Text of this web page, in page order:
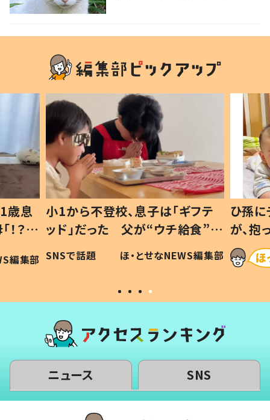
歳息
？」
編集部
小1から不登校、息子は「ギフテ
ッド」だった 父が“ウチ給食”を
作り続ける理由とは #令和の親
#令和の子
SNSで話題 ほ・とせなNEWS編集部
ひ孫
が、
「涙が
い」
ニュース SNS